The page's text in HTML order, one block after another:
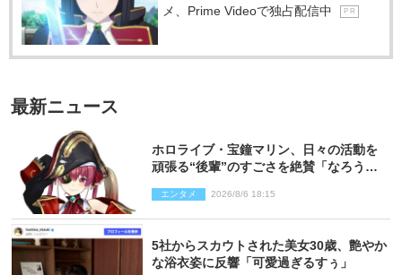
メ、Prime Videoで独占配信中
P R
最新ニュース
ホロライブ・宝鐘マリン、日々の活動を
頑張る“後輩”のすごさを絶賛「なろう系
エンタメ 2026/8/6 18:15
5社からスカウトされた美女30歳、艶やか
な浴衣姿に反響「可愛過ぎるすぅ」